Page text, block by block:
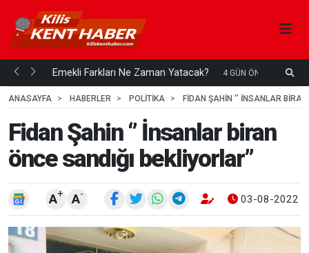
mi... Emekli Farkları Ne Zaman Yatacak? 4 GÜN ÖNCE
ANASAYFA
HABERLER POLİTİKA FIDAN ŞAHIN ‘’ İNSANLAR
Fidan Şahin ‘’ İnsanlar biran
önce sandığı bekliyorlar’’
A+ A- 03-08-2022